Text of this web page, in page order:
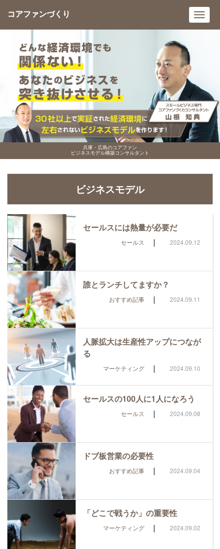
兵庫・広島のコアファン
ビジネスモデル構築コンサルタント
コアファンづくり
ビジネスモデル
セールスには熱量が必要だ
セールス | 2024.09.12
誰とランチしてますか？
おすすめ記事 | 2024.09.11
人脈拡大は生産性アップにつなが
る
マーケティング | 2024.09.10
セールスの100人に1人になろう
セールス | 2024.09.08
ドブ板営業の必要性
おすすめ記事 | 2024.09.04
「どこで戦うか」の重要性
マーケティング | 2024.09.02